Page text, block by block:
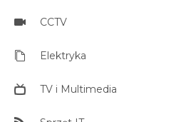
CCTV
Elektryka
TV i Multimedia